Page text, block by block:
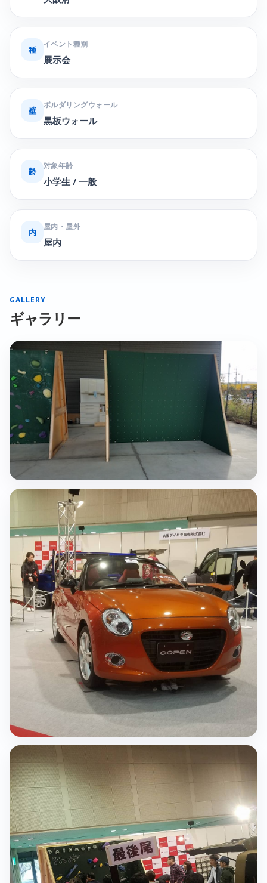
種
イベント種別
展示会
壁
ボルダリングウォール
黒板ウォール
齢
対象年齢
小学生 / 一般
内
屋内・屋外
屋内
GALLERY
ギャラリー